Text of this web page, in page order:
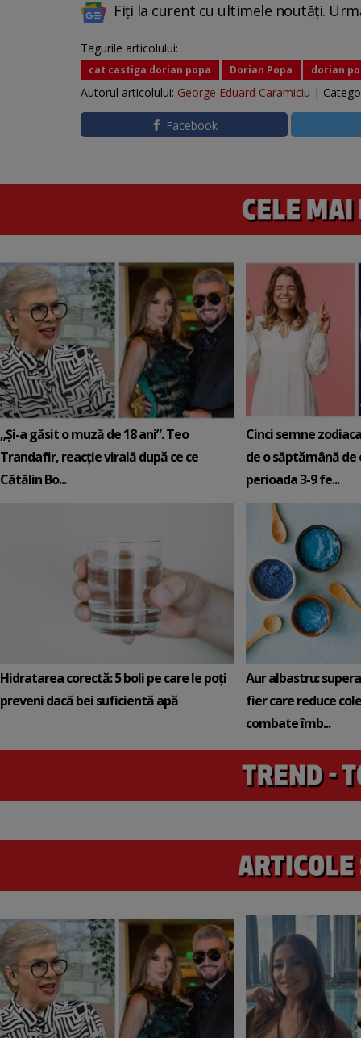
Fiți la curent cu ultimele noutăți.
Tagurile articolului:
cat castiga dorian popa Dorian Popa dorian
Autorul articolului: George Eduard Caramiciu |
Facebook
„Și-a găsit o muză de 18 ani”. Teo
Trandafir, reacție virală după ce ce
Cătălin Bo...
Cinci semne
de o săptămână de
perioada 3-9 fe...
Hidratarea corectă: 5 boli pe care le poți
preveni dacă bei suficientă apă
Aur albastru:
fier care reduce
combate îmb...